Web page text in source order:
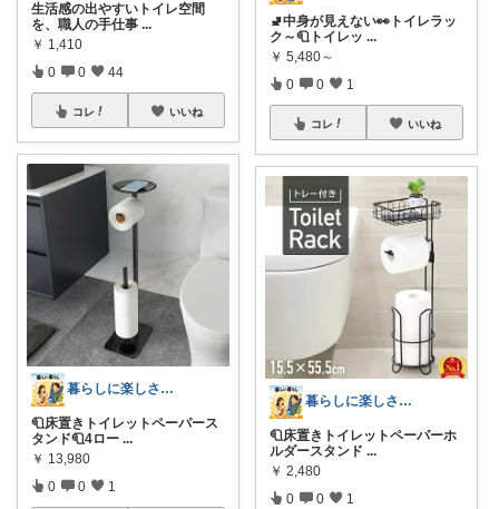
生活感の出やすいトイレ空間
を、職人の手仕事 ...
￥ 1,410
0 0 44
コレ いいね
暮らしに楽しさを｜生活雑貨と健康商品
🧻床置きトイレットペーパース
タンド🧻4ロー ...
￥ 13,980
0 0 1
🚽中身が見えない👀トイレラッ
ク～🧻トイレッ ...
￥ 5,480～
0 0 1
コレ いいね
暮らしに楽しさを｜生活雑貨と健康商品
🧻床置きトイレットペーパーホ
ルダースタンド ...
￥ 2,480
0 0 1